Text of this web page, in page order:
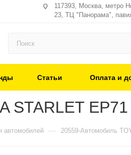
117393, Москва, метро
23, ТЦ "Панорама",
Статьи Оплата и
STARLET
автомобилей — 20559-Автомобиль